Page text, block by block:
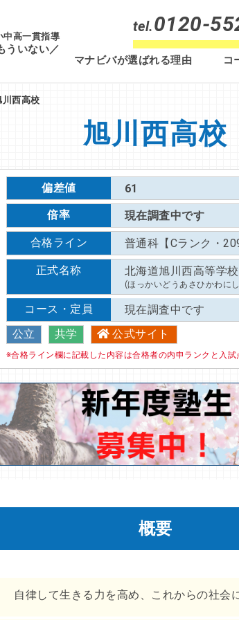
中高一貫指導
ういない／
tel.0120-
マナビバが選ばれる理由 コ
川西高校
旭川西高校
偏差値
61
倍率
現在調査中です
合格ライン 普通科【Cランク・
正式名称 北海道旭川西高等学校
(ほっかいどうあさひかわに
コース・定員
現在調査中です
公立
共学 公式サイト
※合格ライン欄に記載した内容は合格者の内申ランクと入試
概要
自律して生きる力を高め、これからの社会